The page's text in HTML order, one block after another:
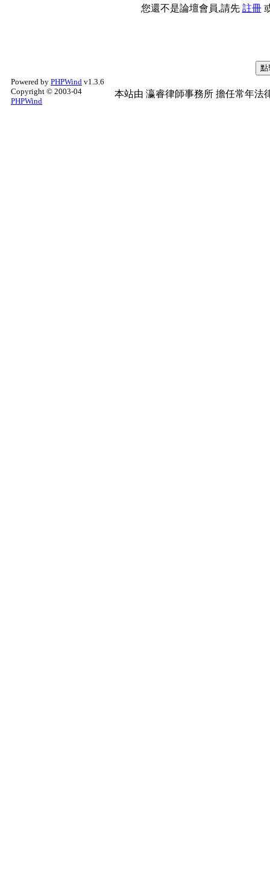
您還不是論壇會員,請先 註冊
Powered by PHPWind v1.3.6
Copyright © 2003-04
PHPWind
本站由 瀛睿律師事務所 擔任常年法